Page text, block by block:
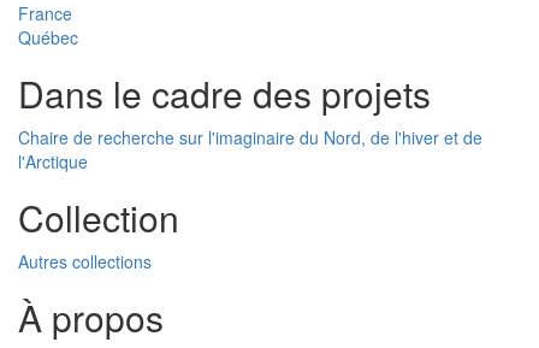
France
Québec
Dans le cadre des projets
Chaire de recherche sur l'imaginaire du Nord, de l'hiver et de
l'Arctique
Collection
Autres collections
À propos